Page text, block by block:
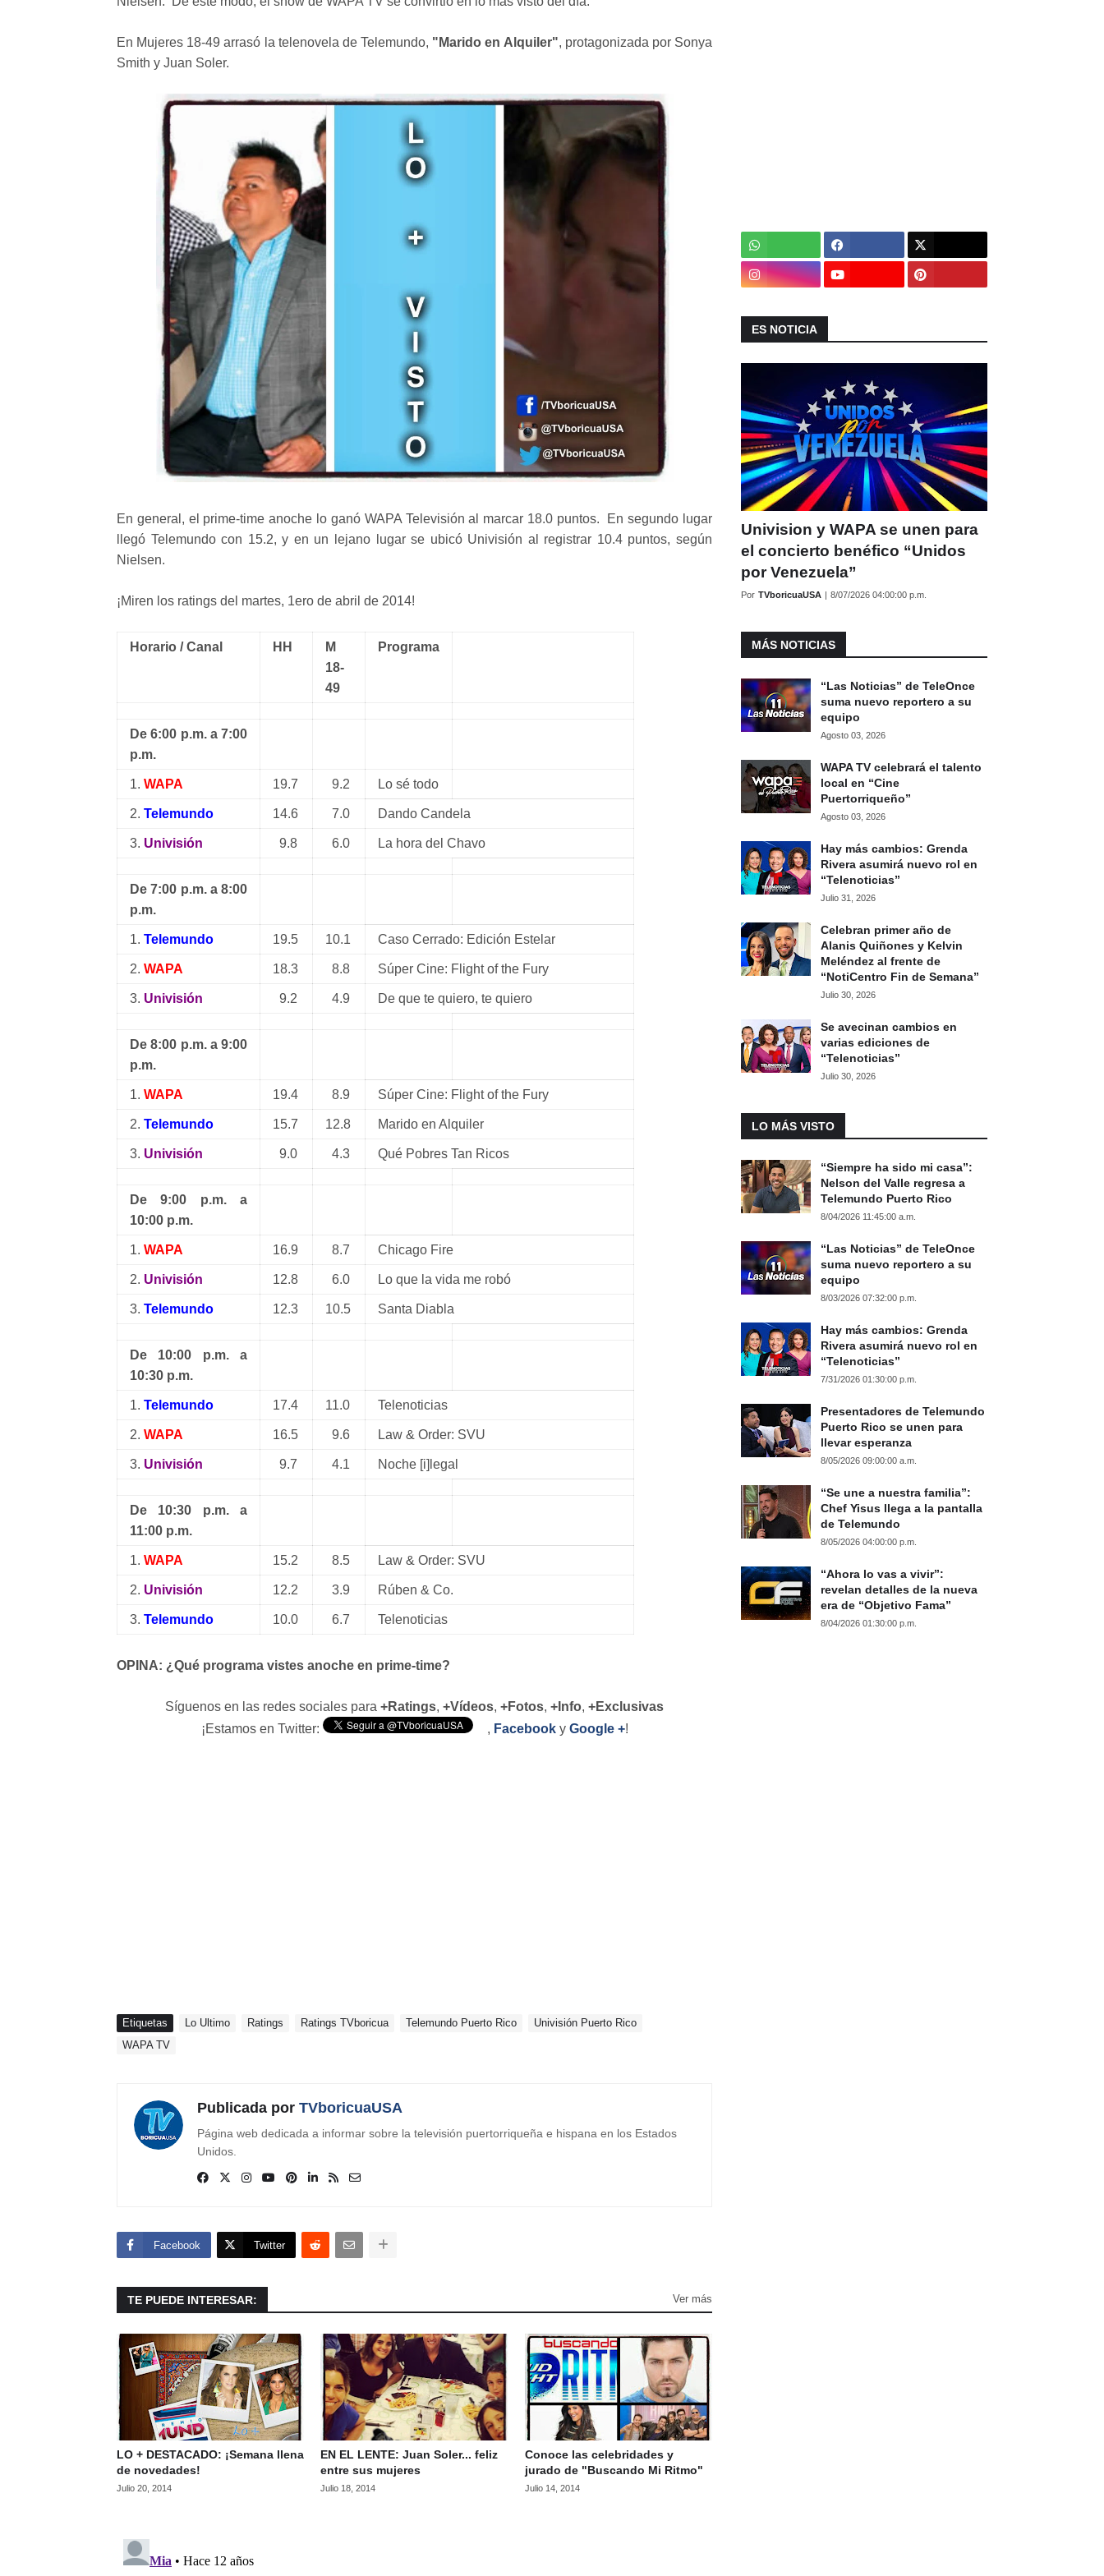
En Mujeres 18-49 arrasó la telenovela de Telemundo, "Marido en Alquiler", protagonizada por Sonya
Smith y Juan Soler.
En general, el prime-time anoche lo ganó WAPA Televisión al marcar 18.0 puntos. En segundo lugar
llegó Telemundo con 15.2, y en un lejano lugar se ubicó Univisión al registrar 10.4 puntos, según
Nielsen.
¡Miren los ratings del martes, 1ero de abril de 2014!
Horario / Canal HH
M
18-
49
Programa
De 6:00 p.m. a 7:00
p.m.
1. WAPA 19.7 9.2 Lo sé todo
2. Telemundo 14.6 7.0 Dando Candela
3. Univisión 9.8 6.0 La hora del Chavo
De 7:00 p.m. a 8:00
p.m.
1. Telemundo 19.5 10.1 Caso Cerrado: Edición Estelar
2. WAPA 18.3 8.8 Súper Cine: Flight of the Fury
3. Univisión 9.2 4.9 De que te quiero, te quiero
De 8:00 p.m. a 9:00
p.m.
1. WAPA 19.4 8.9 Súper Cine: Flight of the Fury
2. Telemundo 15.7 12.8 Marido en Alquiler
3. Univisión 9.0 4.3 Qué Pobres Tan Ricos
De 9:00 p.m. a
10:00 p.m.
1. WAPA 16.9 8.7 Chicago Fire
2. Univisión 12.8 6.0 Lo que la vida me robó
3. Telemundo 12.3 10.5 Santa Diabla
De 10:00 p.m. a
10:30 p.m.
1. Telemundo 17.4 11.0 Telenoticias
2. WAPA 16.5 9.6 Law & Order: SVU
3. Univisión 9.7 4.1 Noche [i]legal
De 10:30 p.m. a
11:00 p.m.
1. WAPA 15.2 8.5 Law & Order: SVU
2. Univisión 12.2 3.9 Rúben & Co.
3. Telemundo 10.0 6.7 Telenoticias
OPINA: ¿Qué programa vistes anoche en prime-time?
Síguenos en las redes sociales para +Ratings, +Vídeos, +Fotos, +Info, +Exclusivas
¡Estamos en Twitter:
, Facebooky Google +!
Etiquetas Lo Ultimo Ratings Ratings TVboricua Telemundo Puerto Rico
Univisión Puerto Rico
WAPA TV
Publicada por TVboricuaUSA
Página web dedicada a informar sobre la televisión puertorriqueña e hispana en los Estados
Unidos.
Facebook Twitter
TE PUEDE INTERESAR: Ver más
LO + DESTACADO: ¡Semana llena
de novedades!
Julio 20, 2014
EN EL LENTE: Juan Soler... feliz
entre sus mujeres
Julio 18, 2014
Conoce las celebridades y
jurado de "Buscando Mi Ritmo"
Julio 14, 2014
ES NOTICIA
Univision y WAPA se unen para
el concierto benéfico “Unidos
por Venezuela”
Por TVboricuaUSA | 8/07/2026 04:00:00 p.m.
MÁS NOTICIAS
“Las Noticias” de TeleOnce
suma nuevo reportero a su
equipo
Agosto 03, 2026
WAPA TV celebrará el talento
local en “Cine
Puertorriqueño”
Agosto 03, 2026
Hay más cambios: Grenda
Rivera asumirá nuevo rol en
“Telenoticias”
Julio 31, 2026
Celebran primer año de
Alanis Quiñones y Kelvin
Meléndez al frente de
“NotiCentro Fin de Semana”
Julio 30, 2026
Se avecinan cambios en
varias ediciones de
“Telenoticias”
Julio 30, 2026
LO MÁS VISTO
“Siempre ha sido mi casa”:
Nelson del Valle regresa a
Telemundo Puerto Rico
8/04/2026 11:45:00 a.m.
“Las Noticias” de TeleOnce
suma nuevo reportero a su
equipo
8/03/2026 07:32:00 p.m.
Hay más cambios: Grenda
Rivera asumirá nuevo rol en
“Telenoticias”
7/31/2026 01:30:00 p.m.
Presentadores de Telemundo
Puerto Rico se unen para
llevar esperanza
8/05/2026 09:00:00 a.m.
“Se une a nuestra familia”:
Chef Yisus llega a la pantalla
de Telemundo
8/05/2026 04:00:00 p.m.
“Ahora lo vas a vivir”:
revelan detalles de la nueva
era de “Objetivo Fama”
8/04/2026 01:30:00 p.m.